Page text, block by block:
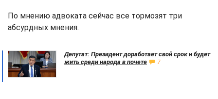
По мнению адвоката сейчас все тормозят три
абсурдных мнения.
Депутат: Президент доработает свой срок и будет
жить среди народа в почете
7